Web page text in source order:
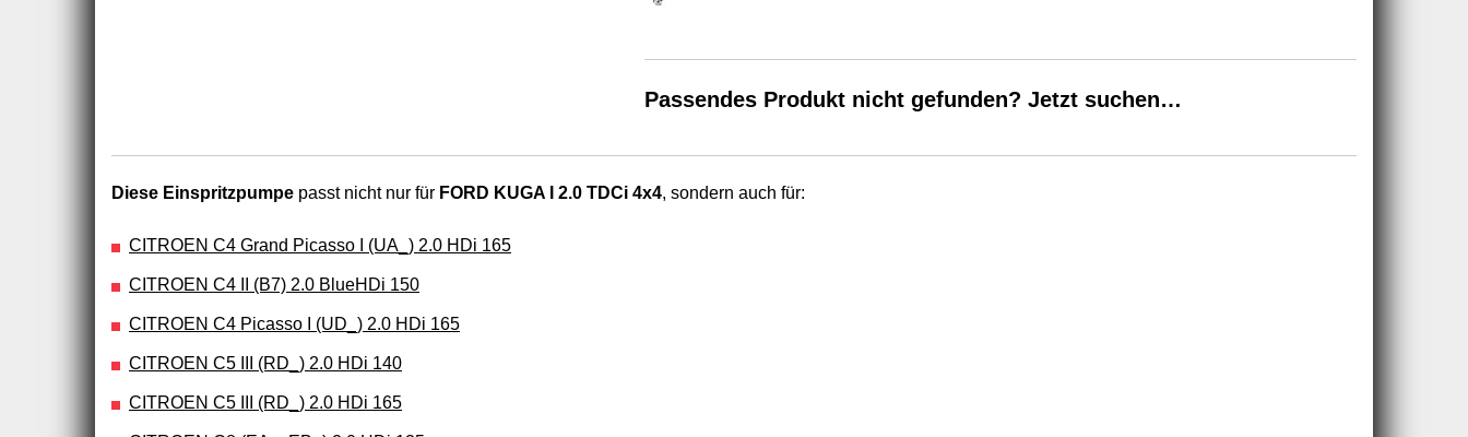
Passendes Produkt nicht gefunden? Jetzt suchen…
Diese Einspritzpumpe passt nicht nur für FORD KUGA I 2.0 TDCi 4x4, sondern auch für:
CITROEN C4 Grand Picasso I (UA_) 2.0 HDi 165
CITROEN C4 II (B7) 2.0 BlueHDi 150
CITROEN C4 Picasso I (UD_) 2.0 HDi 165
CITROEN C5 III (RD_) 2.0 HDi 140
CITROEN C5 III (RD_) 2.0 HDi 165